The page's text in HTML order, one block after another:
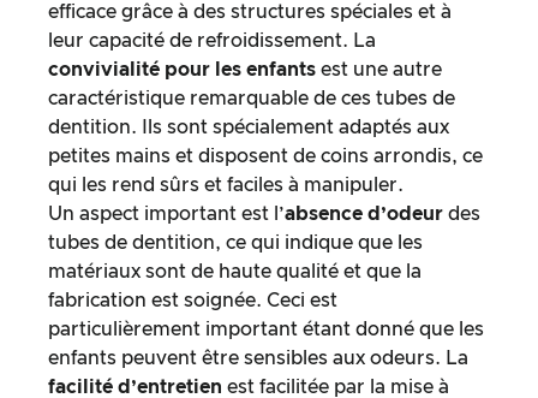
efficace grâce à des structures spéciales et à
leur capacité de refroidissement. La
convivialité pour les enfants est une autre
caractéristique remarquable de ces tubes de
dentition. Ils sont spécialement adaptés aux
petites mains et disposent de coins arrondis, ce
qui les rend sûrs et faciles à manipuler.
Un aspect important est l’absence d’odeur des
tubes de dentition, ce qui indique que les
matériaux sont de haute qualité et que la
fabrication est soignée. Ceci est
particulièrement important étant donné que les
enfants peuvent être sensibles aux odeurs. La
facilité d’entretien est facilitée par la mise à